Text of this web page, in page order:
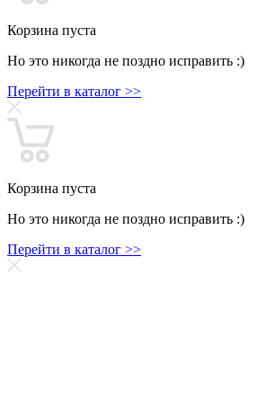
Корзина пуста
Но это никогда не поздно исправить :)
Перейти в каталог >>
Корзина пуста
Но это никогда не поздно исправить :)
Перейти в каталог >>